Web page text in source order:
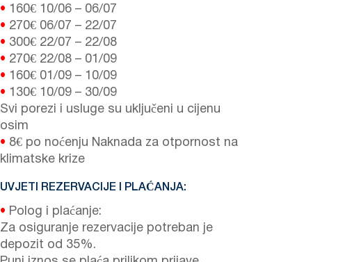
• 160€ 10/06 – 06/07
• 270€ 06/07 – 22/07
• 300€ 22/07 – 22/08
• 270€ 22/08 – 01/09
• 160€ 01/09 – 10/09
• 130€ 10/09 – 30/09
Svi porezi i usluge su uključeni u cijenu
osim
• 8€ po noćenju Naknada za otpornost na
klimatske krize
UVJETI REZERVACIJE I PLAĆANJA:
• Polog i plaćanje:
Za osiguranje rezervacije potreban je
depozit od 35%.